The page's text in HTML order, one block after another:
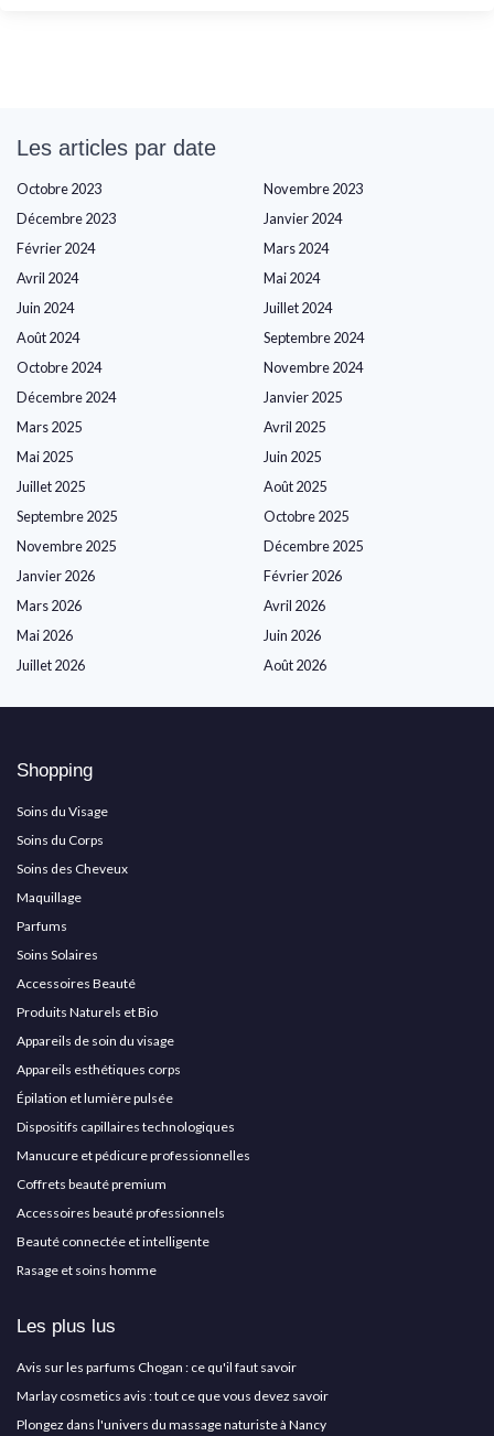
Les articles par date
Octobre 2023
Novembre 2023
Décembre 2023
Janvier 2024
Février 2024
Mars 2024
Avril 2024
Mai 2024
Juin 2024
Juillet 2024
Août 2024
Septembre 2024
Octobre 2024
Novembre 2024
Décembre 2024
Janvier 2025
Mars 2025
Avril 2025
Mai 2025
Juin 2025
Juillet 2025
Août 2025
Septembre 2025
Octobre 2025
Novembre 2025
Décembre 2025
Janvier 2026
Février 2026
Mars 2026
Avril 2026
Mai 2026
Juin 2026
Juillet 2026
Août 2026
Shopping
Soins du Visage
Soins du Corps
Soins des Cheveux
Maquillage
Parfums
Soins Solaires
Accessoires Beauté
Produits Naturels et Bio
Appareils de soin du visage
Appareils esthétiques corps
Épilation et lumière pulsée
Dispositifs capillaires technologiques
Manucure et pédicure professionnelles
Coffrets beauté premium
Accessoires beauté professionnels
Beauté connectée et intelligente
Rasage et soins homme
Les plus lus
Avis sur les parfums Chogan : ce qu'il faut savoir
Marlay cosmetics avis : tout ce que vous devez savoir
Plongez dans l'univers du massage naturiste à Nancy